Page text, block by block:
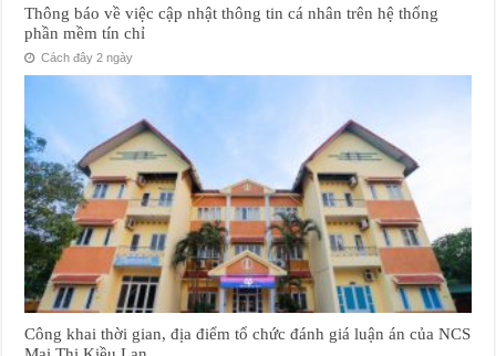
Thông báo về việc cập nhật thông tin cá nhân trên hệ thống
phần mềm tín chỉ
Cách đây 2 ngày
Công khai thời gian, địa điểm tổ chức đánh giá luận án của NCS